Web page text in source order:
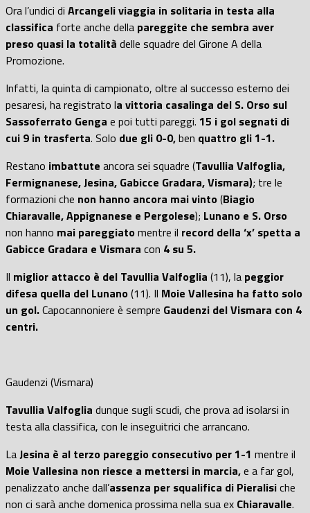
Ora l’undici di Arcangeli viaggia in solitaria in testa alla
classifica forte anche della pareggite che sembra aver
preso quasi la totalità delle squadre del Girone A della
Promozione.
Infatti, la quinta di campionato, oltre al successo esterno dei
pesaresi, ha registrato la vittoria casalinga del S. Orso sul
Sassoferrato Genga e poi tutti pareggi. 15 i gol segnati di
cui 9 in trasferta. Solo due gli 0-0,ben quattro gli 1-1.
Restano imbattute ancora sei squadre (Tavullia Valfoglia,
Fermignanese, Jesina, Gabicce Gradara, Vismara); tre le
formazioni che non hanno ancora mai vinto(Biagio
Chiaravalle, Appignanese e Pergolese); Lunano e S. Orso
non hanno mai pareggiatomentre il record della ‘x’ spetta a
Gabicce Gradara e Vismara con 4 su 5.
Il miglior attacco è del Tavullia Valfoglia (11), la peggior
difesa quella del Lunano(11). Il Moie Vallesina ha fatto solo
un gol.Capocannoniere è sempre Gaudenzi del Vismara con 4
centri.
Gaudenzi (Vismara)
Tavullia Valfoglia dunque sugli scudi, che prova ad isolarsi in
testa alla classifica, con le inseguitrici che arrancano.
LaJesina è al terzo pareggio consecutivo per 1-1 mentre il
Moie Vallesina non riesce a mettersi in marcia,e a far gol,
penalizzato anche dall’assenza per squalifica di Pieralisiche
non ci sarà anche domenica prossima nella sua ex Chiaravalle.